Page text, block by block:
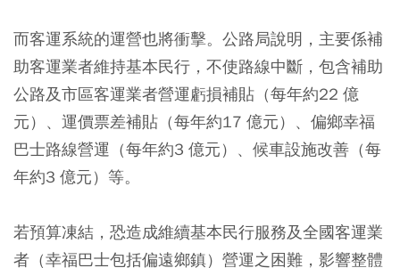
而客運系統的運營也將衝擊。公路局說明，主要係補
助客運業者維持基本民行，不使路線中斷，包含補助
公路及市區客運業者營運虧損補貼（每年約22 億
元）、運價票差補貼（每年約17 億元）、偏鄉幸福
巴士路線營運（每年約3 億元）、候車設施改善（每
年約3 億元）等。
若預算凍結，恐造成維續基本民行服務及全國客運業
者（幸福巴士包括偏遠鄉鎮）營運之困難，影響整體